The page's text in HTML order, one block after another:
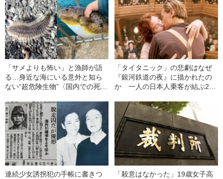
「サメよりも怖い」と漁師が語
る…身近な海にいる意外と知ら
ない“超危険生物”〈国内での死亡
「タイタニック」の悲劇はなぜ
『銀河鉄道の夜』に描かれたの
か 一人の日本人乗客が結ぶ2つ
そろしい2023】
連続少女誘拐犯の手帳に書きつ
「殺意はなかった」19歳女子高